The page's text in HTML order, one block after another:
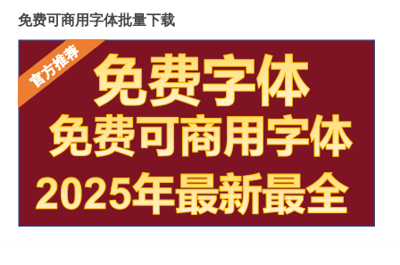
免费可商用字体批量下载